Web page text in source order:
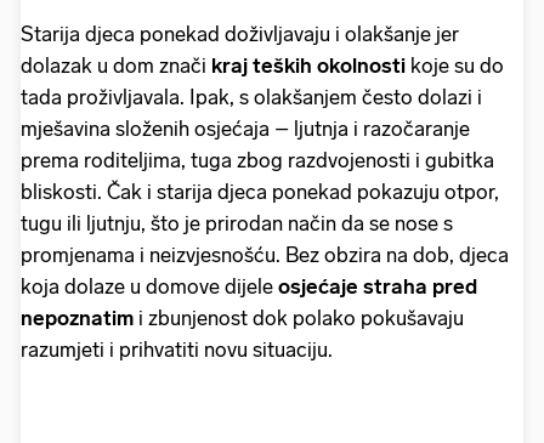
Starija djeca ponekad doživljavaju i olakšanje jer
dolazak u dom znači kraj teških okolnosti koje su do
tada proživljavala. Ipak, s olakšanjem često dolazi i
mješavina složenih osjećaja – ljutnja i razočaranje
prema roditeljima, tuga zbog razdvojenosti i gubitka
bliskosti. Čak i starija djeca ponekad pokazuju otpor,
tugu ili ljutnju, što je prirodan način da se nose s
promjenama i neizvjesnošću. Bez obzira na dob, djeca
koja dolaze u domove dijele osjećaje straha pred
nepoznatim i zbunjenost dok polako pokušavaju
razumjeti i prihvatiti novu situaciju.